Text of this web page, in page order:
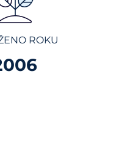
ROKU